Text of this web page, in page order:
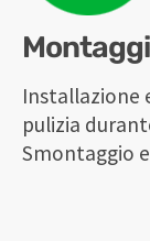
Installazione
pulizia
Smontaggio